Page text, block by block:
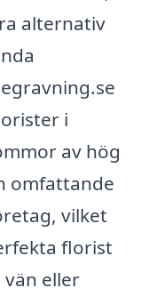
alternativ
i
av hög
omfattande
vilket
florist
eller